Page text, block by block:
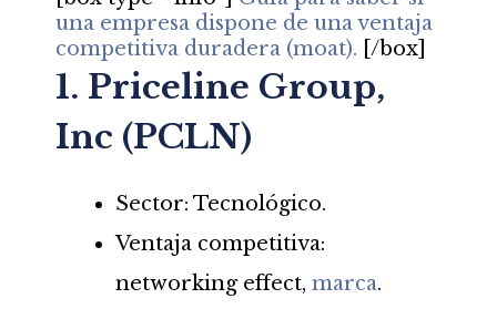
una empresa dispone de una ventaja
competitiva duradera (moat). [/box]
1. Priceline Group,
Inc (PCLN)
Sector: Tecnológico.
Ventaja competitiva:
networking effect, marca.